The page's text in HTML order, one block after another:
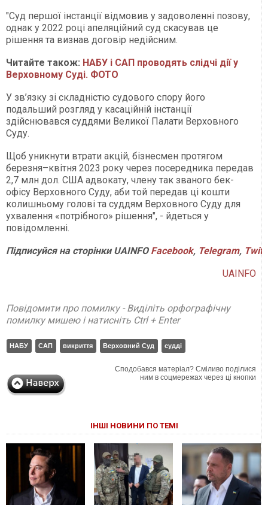
"Суд першої інстанції відмовив у задоволенні позову,
однак у 2022 році апеляційний суд скасував це
рішення та визнав договір недійсним.
Читайте також: НАБУ і САП проводять слідчі дії у
Верховному Суді. ФОТО
У зв’язку зі складністю судового спору його
подальший розгляд у касаційній інстанції
здійснювався суддями Великої Палати Верховного
Суду.
Щоб уникнути втрати акцій, бізнесмен протягом
березня–квітня 2023 року через посередника передав
2,7 млн дол. США адвокату, члену так званого бек-
офісу Верховного Суду, аби той передав ці кошти
колишньому голові та суддям Верховного Суду для
ухвалення «потрібного» рішення", - йдеться у
повідомленні.
ПідписуйсянасторінкиUAINFO Facebook, Telegram,
UAINFO
Повідомити про помилку - Виділіть орфографічну
помилку мишею і натисніть Ctrl + Enter
НАБУ САП викриття Верховний Суд судді
Сподобався матеріал? Сміливо поділися
ним в соцмережах через ці кнопки
ІНШІ НОВИНИ ПО ТЕМІ